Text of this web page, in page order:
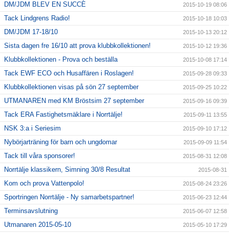
DM/JDM BLEV EN SUCCÈ 2015-10-19 08:06
Tack Lindgrens Radio! 2015-10-18 10:03
DM/JDM 17-18/10 2015-10-13 20:12
Sista dagen fre 16/10 att prova klubbkollektionen! 2015-10-12 19:36
Klubbkollektionen - Prova och beställa 2015-10-08 17:14
Tack EWF ECO och Husaffären i Roslagen! 2015-09-28 09:33
Klubbkollektionen visas på sön 27 september 2015-09-25 10:22
UTMANAREN med KM Bröstsim 27 september 2015-09-16 09:39
Tack ERA Fastighetsmäklare i Norrtälje! 2015-09-11 13:55
NSK 3:a i Seriesim 2015-09-10 17:12
Nybörjarträning för barn och ungdomar 2015-09-09 11:54
Tack till våra sponsorer! 2015-08-31 12:08
Norrtälje klassikern, Simning 30/8 Resultat 2015-08-31
Kom och prova Vattenpolo! 2015-08-24 23:26
Sportringen Norrtälje - Ny samarbetspartner! 2015-06-23 12:44
Terminsavslutning 2015-06-07 12:58
Utmanaren 2015-05-10 2015-05-10 17:29